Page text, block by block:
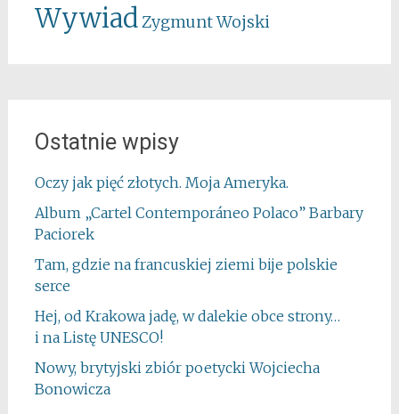
WywiadZygmunt Wojski
Ostatnie wpisy
Oczy jak pięć złotych. Moja Ameryka.
Album „Cartel Contemporáneo Polaco” Barbary
Paciorek
Tam, gdzie na francuskiej ziemi bije polskie
serce
Hej, od Krakowa jadę, w dalekie obce strony…
i na Listę UNESCO!
Nowy, brytyjski zbiór poetycki Wojciecha
Bonowicza